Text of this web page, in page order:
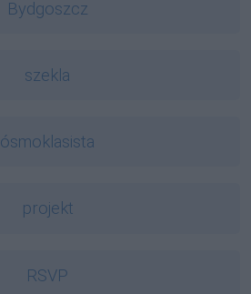
Bydgoszcz
szekla
ósmoklasista
projekt
RSVP